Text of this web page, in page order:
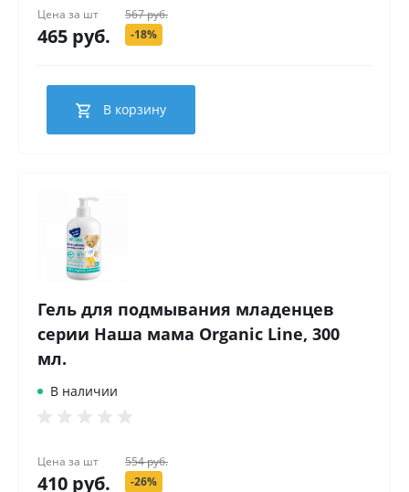
Цена за шт
465 руб.
567 руб.
-18%
В корзину
Гель для подмывания младенцев
серии Наша мама Organic Line, 300
мл.
В наличии
Цена за шт
410 руб.
554 руб.
-26%